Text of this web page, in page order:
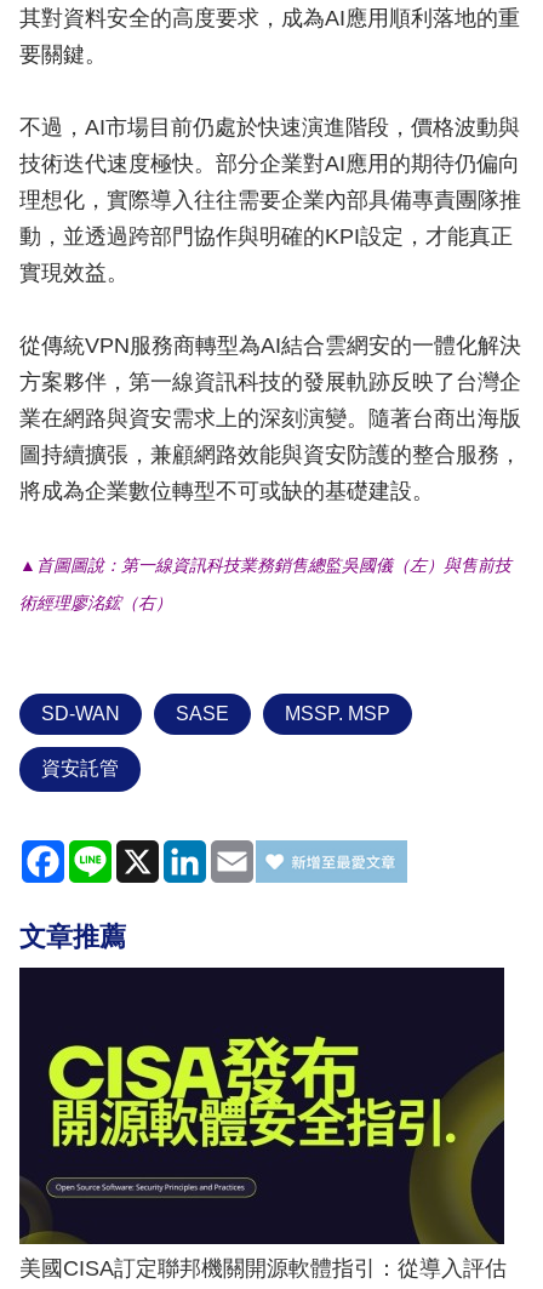
其對資料安全的高度要求，成為AI應用順利落地的重
要關鍵。
不過，AI市場目前仍處於快速演進階段，價格波動與
技術迭代速度極快。部分企業對AI應用的期待仍偏向
理想化，實際導入往往需要企業內部具備專責團隊推
動，並透過跨部門協作與明確的KPI設定，才能真正
實現效益。
從傳統VPN服務商轉型為AI結合雲網安的一體化解決
方案夥伴，第一線資訊科技的發展軌跡反映了台灣企
業在網路與資安需求上的深刻演變。隨著台商出海版
圖持續擴張，兼顧網路效能與資安防護的整合服務，
將成為企業數位轉型不可或缺的基礎建設。
▲首圖圖說：第一線資訊科技業務銷售總監吳國儀（左）與售前技
術經理廖洺鋐（右）
SD-WAN SASE MSSP. MSP
資安託管
Facebook
Line X LinkedIn
Email
文章推薦
美國CISA訂定聯邦機關開源軟體指引：從導入評估